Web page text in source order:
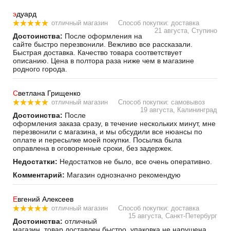
эдуард
отличный магазин
Способ покупки: доставка
21 августа, Ступино
Достоинства: После оформления на
сайте быстро перезвонили. Вежливо все рассказали.
Быстрая доставка. Качество товара соответствует
описанию. Цена в полтора раза ниже чем в магазине
родного города.
Светлана Грищенко
отличный магазин
Способ покупки: самовывоз
19 августа, Калининград
Достоинства: После
оформления заказа сразу, в течение нескольких минут, мне
перезвонили с магазина, и мы обсудили все нюансы по
оплате и пересылке моей покупки. Посылка была
оправлена в оговоренные сроки, без задержек.
Недостатки: Недостатков не было, все очень оперативно.
Комментарий: Магазин однозначно рекомендую
Евгений Алексеев
отличный магазин
Способ покупки: доставка
15 августа, Санкт-Петербург
Достоинства: отличный
магазин, товар доставлен быстро, упаковка не нарушена,